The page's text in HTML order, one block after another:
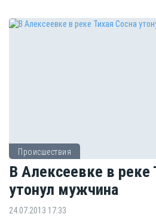
Происшествия
В Алексеевке в реке
утонул мужчина
24.07.2013 17:33